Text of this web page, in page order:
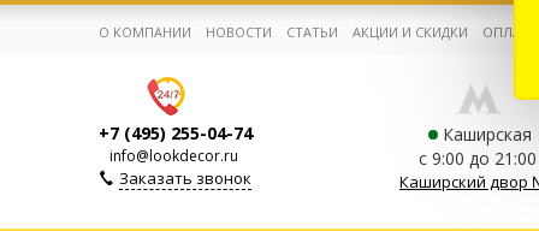
Корзина:0
О КОМПАНИИ НОВОСТИ СТАТЬИ АКЦИИ И СКИДКИ
+7 (495) 255-04-74
info@lookdecor.ru
Заказать звонок
Каширская
с 9:00 до 21:00
Каширский двор